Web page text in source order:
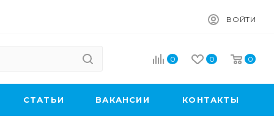
ВОЙТИ
0 0 0
CТАТЬИ ВАКАНСИИ КОНТАКТЫ